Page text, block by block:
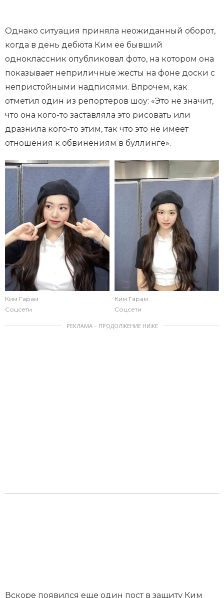
Однако ситуация приняла неожиданный оборот,
когда в день дебюта Ким её бывший
одноклассник опубликовал фото, на котором она
показывает неприличные жесты на фоне доски с
непристойными надписями. Впрочем, как
отметил один из репортеров шоу: «Это не значит,
что она кого-то заставляла это рисовать или
дразнила кого-то этим, так что это не имеет
отношения к обвинениям в буллинге».
Ким Гарам
Соцсети
Ким Гарам
Соцсети
РЕКЛАМА – ПРОДОЛЖЕНИЕ НИЖЕ
Вскоре появился еще один пост в защиту Ким